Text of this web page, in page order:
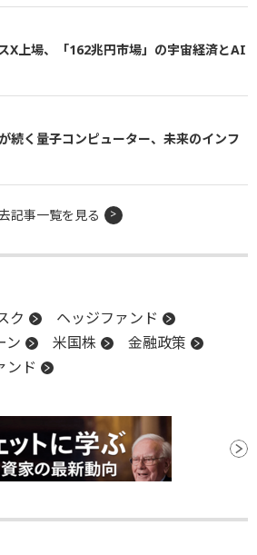
X上場、「162兆円市場」の宇宙経済とAI
続く量子コンピューター、未来のインフ
記事一覧を見る
ク
ヘッジファンド
ン 米国株
金融政策
ンド